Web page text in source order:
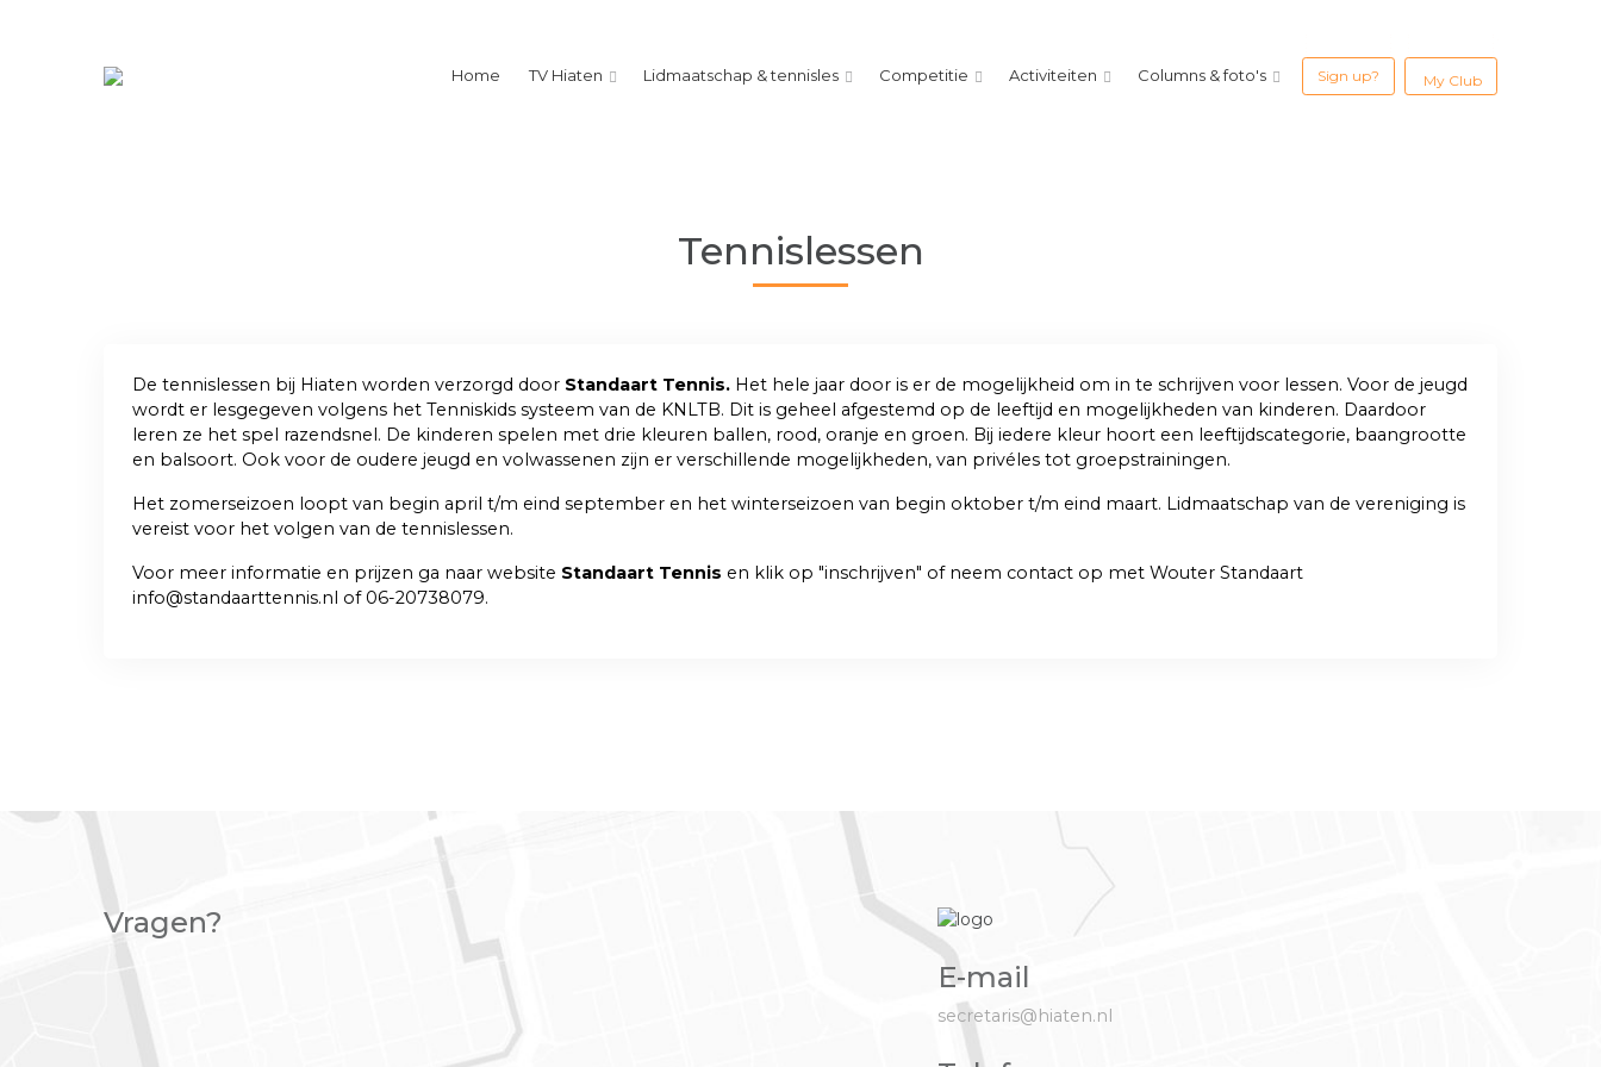
Home TV Hiaten Lidmaatschap & tennisles Competitie Activiteiten Columns & foto's Sign up? My Club
Tennislessen
De tennislessen bij Hiaten worden verzorgd door Standaart Tennis. Het hele jaar door is er de mogelijkheid om in te schrijven voor lessen. Voor de jeugd
wordt er lesgegeven volgens het Tenniskids systeem van de KNLTB. Dit is geheel afgestemd op de leeftijd en mogelijkheden van kinderen. Daardoor
leren ze het spel razendsnel. De kinderen spelen met drie kleuren ballen, rood, oranje en groen. Bij iedere kleur hoort een leeftijdscategorie, baangrootte
en balsoort. Ook voor de oudere jeugd en volwassenen zijn er verschillende mogelijkheden, van privéles tot groepstrainingen.
Het zomerseizoen loopt van begin april t/m eind september en het winterseizoen van begin oktober t/m eind maart. Lidmaatschap van de vereniging is
vereist voor het volgen van de tennislessen.
Voor meer informatie en prijzen ga naar website Standaart Tennis en klik op "inschrijven" of neem contact op met Wouter Standaart
info@standaarttennis.nl of 06-20738079.
Vragen?
E-mail
secretaris@hiaten.nl